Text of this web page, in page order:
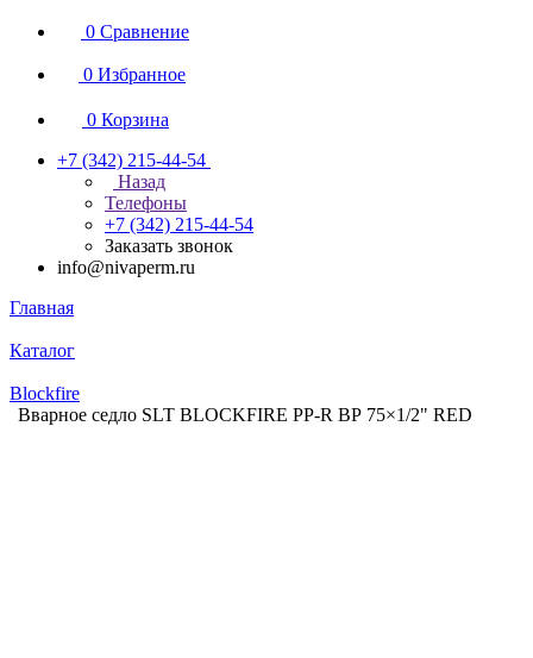
0 Сравнение
0 Избранное
0 Корзина
+7 (342) 215-44-54
Назад
Телефоны
+7 (342) 215-44-54
Заказать звонок
info@nivaperm.ru
Главная
Каталог
Blockfire
Вварное седло SLT BLOCKFIRE PP-R ВР 75×1/2" RED